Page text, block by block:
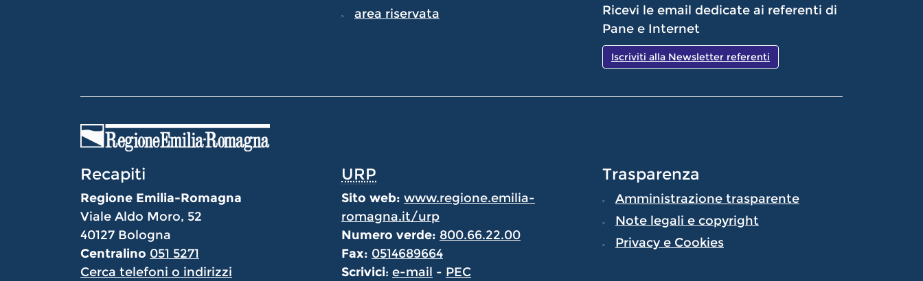
area riservata
Ricevi le email dedicate ai referenti di
Pane e Internet
Iscriviti alla Newsletter referenti
Recapiti
Regione Emilia-Romagna
Viale Aldo Moro, 52
40127 Bologna
Centralino 051 5271
Cerca telefoni o indirizzi
URP
Sito web: www.regione.emilia-
romagna.it/urp
Numero verde: 800.66.22.00
Fax: 0514689664
Scrivici: e-mail - PEC
Trasparenza
Amministrazione trasparente
Note legali e copyright
Privacy e Cookies